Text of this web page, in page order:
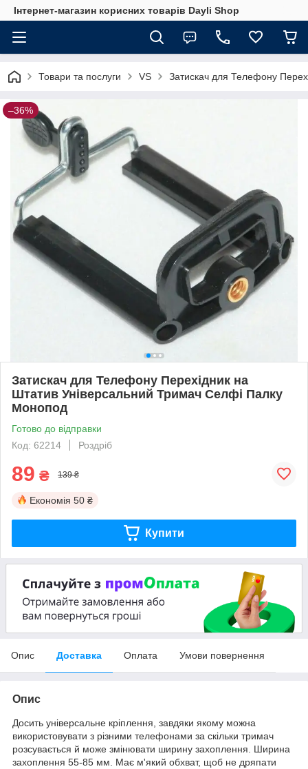
Інтернет-магазин корисних товарів Dayli Shop
Товари та послуги VS Затискач для Телефону
–36%
Затискач для Телефону Перехідник на
Штатив Універсальний Тримач Селфі Палку
Монопод
Готово до відправки
Код: 62214
Роздріб
89 ₴ 139 ₴
Економія 50 ₴
Купити
Опис Доставка Оплата Умови повернення
Опис
Досить універсальне кріплення, завдяки якому можна
використовувати з різними телефонами за скільки тримач
розсувається й може змінювати ширину захоплення. Ширина
захоплення 55-85 мм. Має м'який обхват, щоб не дряпати